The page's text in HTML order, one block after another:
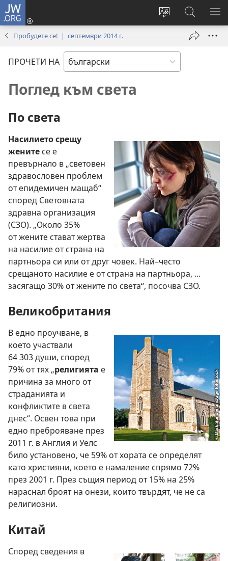
JW.ORG
Смени
сайта
Влез
(отваря
прозорец)
Търсене
в
JW.ORG
Пробудете се! | септември 2014 г.
ПРОЧЕТИ НА
Поглед към света
По света
Насилието срещу
женитесе е
превърнало в „световен
здравословен проблем
от епидемичен мащаб“
според Световната
здравна организация
(СЗО). „Около 35%
от жените стават жертва
на насилие от страна на
партньора си или от друг човек. Най–често
срещаното насилие е от страна на партньора, ...
засягащо 30% от жените по света“, посочва СЗО.
Великобритания
В едно проучване, в
което участвали
64 303 души, според
79% от тях „религията е
причина за много от
страданията и
конфликтите в света
днес“. Освен това при
едно преброяване през
2011 г. в Англия и Уелс
било установено, че 59% от хората се определят
като християни, което е намаление спрямо 72%
през 2001 г. През същия период от 15% на 25%
нараснал броят на онези, които твърдят, че не са
религиозни.
Китай
Според сведения в